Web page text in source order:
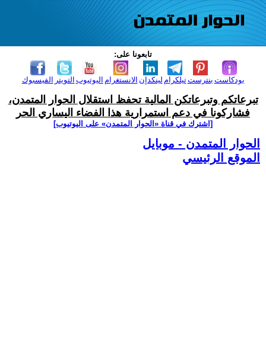
تابعونا على:
الفيسبوك التويتر اليوتيوب الانستغرام لينكدإن تيلكرامبنترست بودكاست
تبرعاتكم وتبرعاتكن المالية تحفظ استقلال الحوار المتمدن،
فشاركونا في دعم استمرارية هذا الفضاء اليساري الحر
[اشترك في قناة ‫«الحوار المتمدن» على اليوتيوب]
الحوار المتمدن - موبايل
الموقع الرئيسي